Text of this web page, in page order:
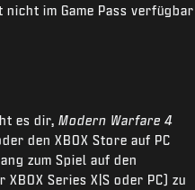
nicht im Game Pass verfügbar
es dir, Modern Warfare 4
den XBOX Store auf PC
zum Spiel auf den
Series X|S oder PC) zu